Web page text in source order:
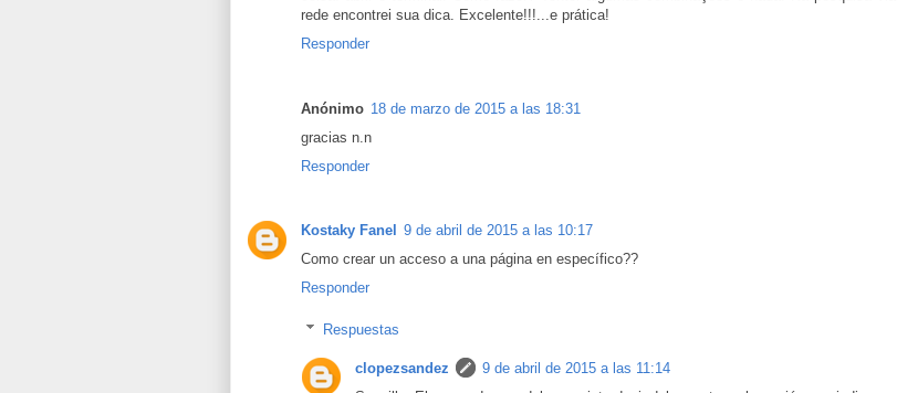
rede encontrei sua dica. Excelente!!!...e prática!
Responder
Anónimo 18 de marzo de 2015 a las 18:31
gracias n.n
Responder
Kostaky Fanel
9 de abril de 2015 a las 10:17
Como crear un acceso a una página en específico??
Responder
Respuestas
clopezsandez
9 de abril de 2015 a las 11:14